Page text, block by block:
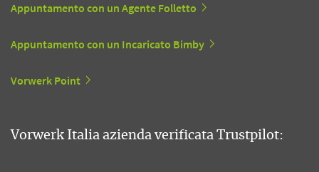
Appuntamento con un Agente Folletto
Appuntamento con un Incaricato Bimby
Vorwerk Point
Vorwerk Italia azienda verificata Trustpilot: